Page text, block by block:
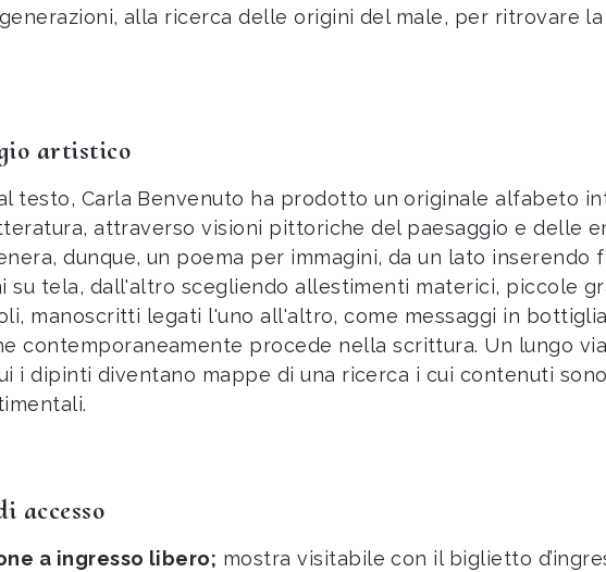
alla ricerca delle origini del male, per ritrovare
artistico
testo, Carla Benvenuto ha prodotto un originale alfabeto
attraverso visioni pittoriche del paesaggio e delle
dunque, un poema per immagini, da un lato inserendo
su tela, dall'altro scegliendo allestimenti materici, piccole
manoscritti legati l'uno all'altro, come messaggi in
contemporaneamente procede nella scrittura. Un lungo
i dipinti diventano mappe di una ricerca i cui contenuti
accesso
a ingresso libero; mostra visitabile con il biglietto